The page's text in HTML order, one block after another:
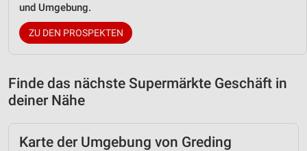
und Umgebung.
ZU DEN PROSPEKTEN
Finde das nächste Supermärkte Geschäft in
deiner Nähe
Karte der Umgebung von Greding